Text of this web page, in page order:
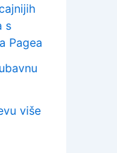
s
Pagea
više